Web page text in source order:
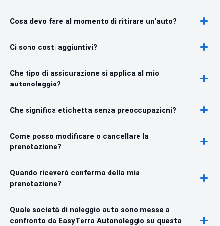
Cosa devo fare al momento di ritirare un'auto?
Ci sono costi aggiuntivi?
Che tipo di assicurazione si applica al mio
autonoleggio?
Che significa etichetta senza preoccupazioni?
Come posso modificare o cancellare la
prenotazione?
Quando riceverò conferma della mia
prenotazione?
Quale società di noleggio auto sono messe a
confronto da EasyTerra Autonoleggio su questa